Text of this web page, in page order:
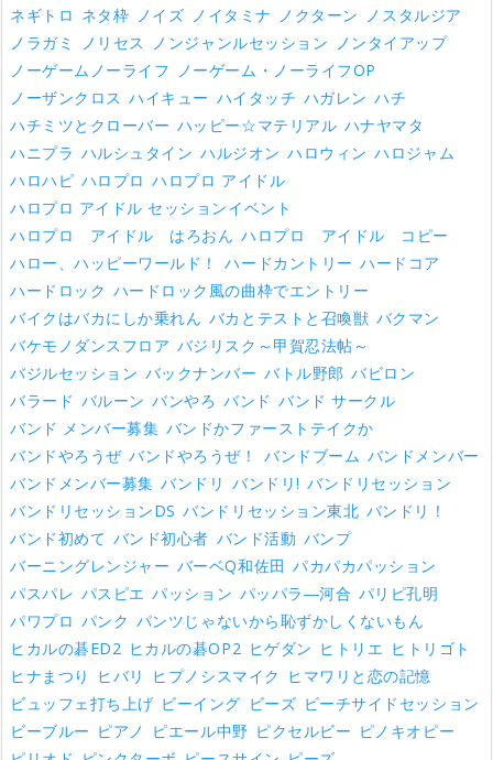
ネギトロ ネタ枠 ノイズ ノイタミナ ノクターン ノスタルジア
ノラガミ
ノリセス ノンジャンルセッション ノンタイアップ
ノーゲームノーライフ ノーゲーム・ノーライフOP
ノーザンクロス ハイキュー ハイタッチ ハガレン ハチ
ハチミツとクローバー ハッピー☆マテリアル ハナヤマタ
ハニプラ ハルシュタイン ハルジオン ハロウィン ハロジャム
ハロハピ ハロプロ ハロプロ アイドル
ハロプロ アイドル セッションイベント
ハロプロ アイドル はろおん ハロプロ アイドル コピー
ハロー、ハッピーワールド！
ハードカントリー ハードコア
ハードロック ハードロック風の曲枠でエントリー
バイクはバカにしか乗れん バカとテストと召喚獣 バクマン
バケモノダンスフロア バジリスク～甲賀忍法帖～
バジルセッション バックナンバー バトル野郎 バビロン
バラード バルーン バンやろ バンド バンド サークル
バンド メンバー募集 バンドかファーストテイクか
バンドやろうぜ バンドやろうぜ！ バンドブーム バンドメンバー
バンドメンバー募集 バンドリ バンドリ! バンドリセッション
バンドリセッションDS バンドリセッション東北 バンドリ！
バンド初めて バンド初心者 バンド活動 バンプ
バーニングレンジャー バーベQ和佐田 パカパカパッション
パスパレ パスピエ パッション パッパラ―河合 パリピ孔明
パワプロ パンク パンツじゃないから恥ずかしくないもん
ヒカルの碁ED2 ヒカルの碁OP2 ヒゲダン ヒトリエ ヒトリゴト
ヒナまつり
ヒバリ ヒプノシスマイク ヒマワリと恋の記憶
ビュッフェ打ち上げ ビーイング ビーズ ビーチサイドセッション
ビーブルー ピアノ ピエール中野 ピクセルビー ピノキオピー